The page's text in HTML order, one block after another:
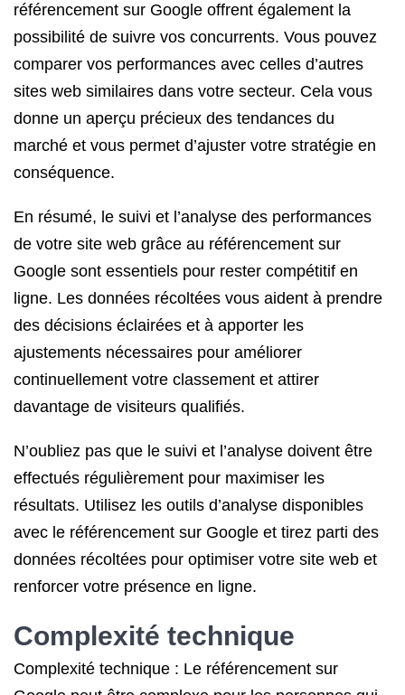
référencement sur Google offrent également la
possibilité de suivre vos concurrents. Vous pouvez
comparer vos performances avec celles d’autres
sites web similaires dans votre secteur. Cela vous
donne un aperçu précieux des tendances du
marché et vous permet d’ajuster votre stratégie en
conséquence.
En résumé, le suivi et l’analyse des performances
de votre site web grâce au référencement sur
Google sont essentiels pour rester compétitif en
ligne. Les données récoltées vous aident à prendre
des décisions éclairées et à apporter les
ajustements nécessaires pour améliorer
continuellement votre classement et attirer
davantage de visiteurs qualifiés.
N’oubliez pas que le suivi et l’analyse doivent être
effectués régulièrement pour maximiser les
résultats. Utilisez les outils d’analyse disponibles
avec le référencement sur Google et tirez parti des
données récoltées pour optimiser votre site web et
renforcer votre présence en ligne.
Complexité technique
Complexité technique : Le référencement sur